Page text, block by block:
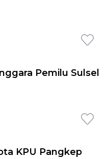
Pemilu Sulsel
KPU Pangkep